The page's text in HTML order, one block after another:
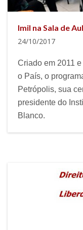
Imil na Sala de
24/10/2017
Criado em 2011
o País, o
Petrópolis, sua
presidente do
Blanco.